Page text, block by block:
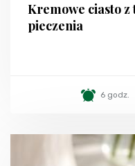
Kremowe ciasto
pieczenia
6 godz.